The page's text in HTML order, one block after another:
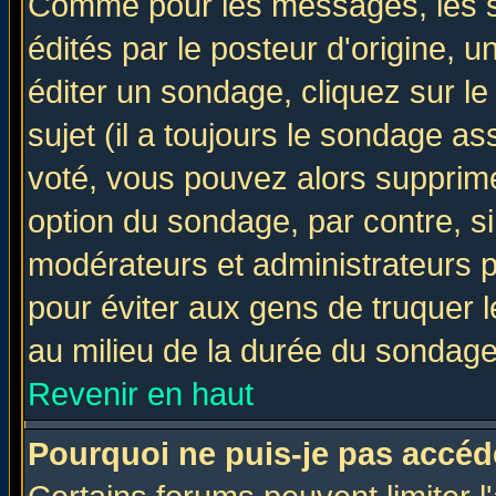
édités par le posteur d'origine,
éditer un sondage, cliquez sur
sujet (il a toujours le sondage
voté, vous pouvez alors
option du sondage, par contre,
modérateurs et administrateurs
pour éviter aux gens de truquer
au milieu de la durée du
Revenir en haut
Pourquoi ne puis-je pas